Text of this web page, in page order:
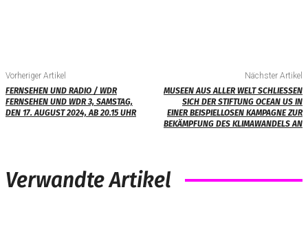
Vorheriger Artikel
FERNSEHEN UND RADIO / WDR
FERNSEHEN UND WDR 3, SAMSTAG,
DEN 17. AUGUST 2024, AB 20.15 UHR
Nächster Artikel
MUSEEN AUS ALLER WELT SCHLIESSEN S
ICH DER STIFTUNG OCEAN US IN E
INER BEISPIELLOSEN KAMPAGNE ZUR B
EKÄMPFUNG DES KLIMAWANDELS AN
Verwandte Artikel